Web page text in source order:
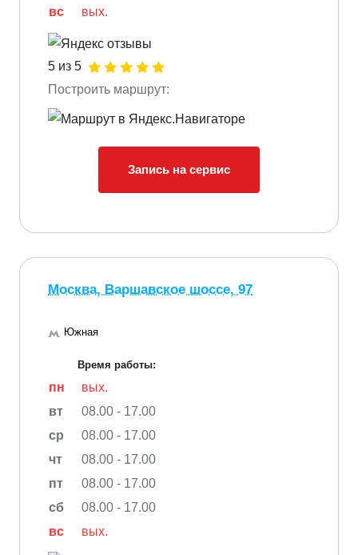
вс
вых.
5 из 5
Построить маршрут:
Запись на сервис
Москва, Варшавское шоссе, 97
Южная
Время работы:
пн
вых.
вт
08.00 - 17.00
ср
08.00 - 17.00
чт
08.00 - 17.00
пт
08.00 - 17.00
сб
08.00 - 17.00
вс
вых.